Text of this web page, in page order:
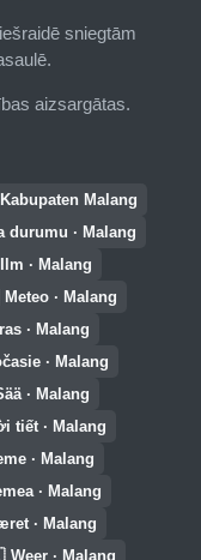
sniegtām
aizsargātas.
Malang
durumu · Malang
Ilm · Malang
Meteo · Malang
· Malang
· Malang
· Malang
tiết · Malang
· Malang
· Malang
· Malang
Weer · Malang